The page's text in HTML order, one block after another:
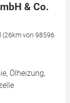
& Co.
(26km von 98596
Ölheizung,